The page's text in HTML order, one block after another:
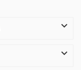

